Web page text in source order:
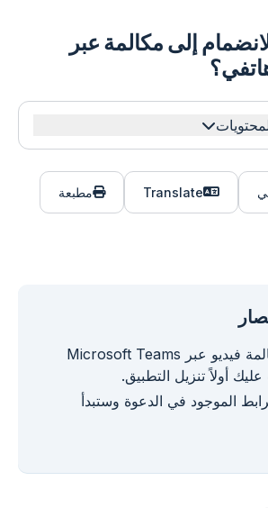
إلى مكالمة عبر
Translate مطبعة
للانضمام إلى مكالمة فيديو عبر Microsoft Teams
أولاً تنزيل التطبيق.
الموجود في الدعوة وستبدأ